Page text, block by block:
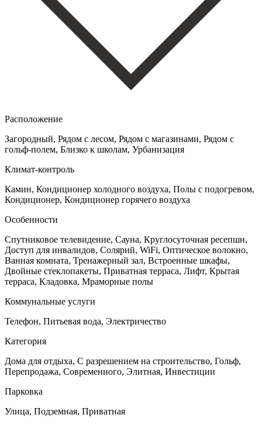
Расположение
Загородный, Рядом с лесом, Рядом с магазинами, Рядом с
гольф-полем, Близко к школам, Урбанизация
Климат-контроль
Камин, Кондиционер холодного воздуха, Полы с подогревом,
Кондиционер, Кондиционер горячего воздуха
Особенности
Спутниковое телевидение, Сауна, Круглосуточная ресепшн,
Доступ для инвалидов, Солярий, WiFi, Оптическое волокно,
Ванная комната, Тренажерный зал, Встроенные шкафы,
Двойные стеклопакеты, Приватная терраса, Лифт, Крытая
терраса, Кладовка, Мраморные полы
Коммунальные услуги
Телефон, Питьевая вода, Электричество
Категория
Дома для отдыха, С разрешением на строительство, Гольф,
Перепродажа, Cовременного, Элитная, Инвестиции
Парковка
Улица, Подземная, Приватная